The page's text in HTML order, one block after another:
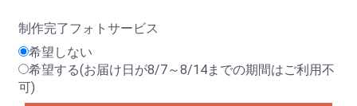
制作完了フォトサービス
希望しない
希望する(お届け日が8/7～8/14までの期間はご利用不
可)